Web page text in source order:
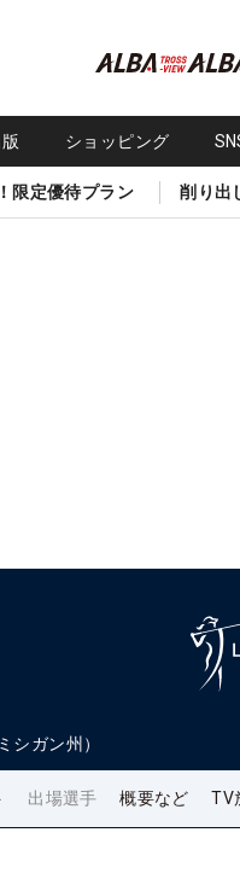
ショッピング
限定優待プラン 削り出
シガン州）
出場選手 概要など TV